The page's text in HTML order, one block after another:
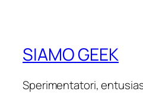
SIAMO GEEK
Sperimentatori,